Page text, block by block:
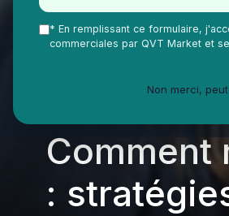
Comment
:
* En remplissant ce formulaire,
commerciales par QVT Market et
Non merci,